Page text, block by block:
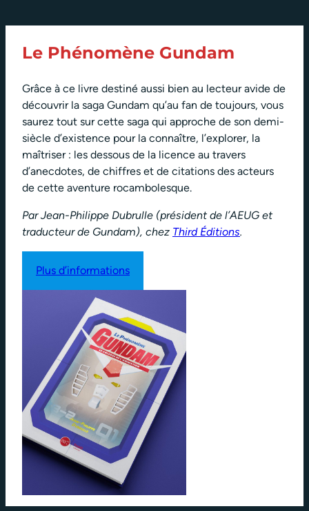
Le Phénomène Gundam
Grâce à ce livre destiné aussi bien au lecteur avide de
découvrir la saga Gundam qu’au fan de toujours, vous
saurez tout sur cette saga qui approche de son demi-
siècle d’existence pour la connaître, l’explorer, la
maîtriser : les dessous de la licence au travers
d’anecdotes, de chiffres et de citations des acteurs
de cette aventure rocambolesque.
Par Jean-Philippe Dubrulle (président de l’AEUG et
traducteur de Gundam), chez Third Éditions.
Plus d’informations